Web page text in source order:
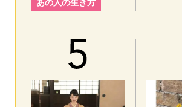
あの人の生き方